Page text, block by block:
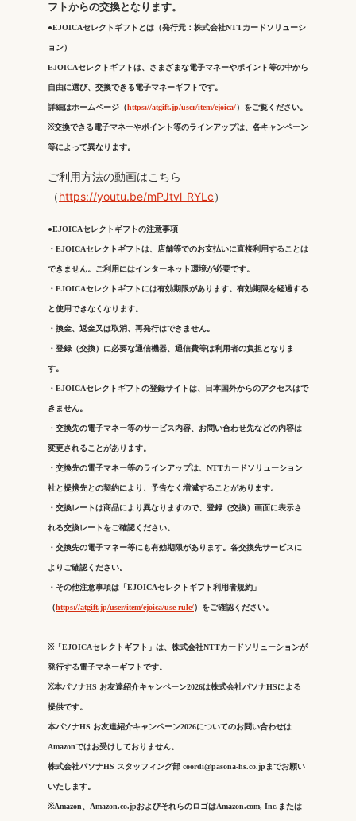
フトからの交換となります。
●EJOICAセレクトギフトとは（発行元：株式会社NTTカードソリューシ
ョン）
EJOICAセレクトギフトは、さまざまな電子マネーやポイント等の中から
自由に選び、交換できる電子マネーギフトです。
詳細はホームページ（https://atgift.jp/user/item/ejoica/）をご覧ください。
※交換できる電子マネーやポイント等のラインアップは、各キャンペーン
等によって異なります。
ご利用方法の動画はこちら
（https://youtu.be/mPJtvl_RYLc）
●EJOICAセレクトギフトの注意事項
・EJOICAセレクトギフトは、店舗等でのお支払いに直接利用することは
できません。ご利用にはインターネット環境が必要です。
・EJOICAセレクトギフトには有効期限があります。有効期限を経過する
と使用できなくなります。
・換金、返金又は取消、再発行はできません。
・登録（交換）に必要な通信機器、通信費等は利用者の負担となりま
す。
・EJOICAセレクトギフトの登録サイトは、日本国外からのアクセスはで
きません。
・交換先の電子マネー等のサービス内容、お問い合わせ先などの内容は
変更されることがあります。
・交換先の電子マネー等のラインアップは、NTTカードソリューション
社と提携先との契約により、予告なく増減することがあります。
・交換レートは商品により異なりますので、登録（交換）画面に表示さ
れる交換レートをご確認ください。
・交換先の電子マネー等にも有効期限があります。各交換先サービスに
よりご確認ください。
・その他注意事項は「EJOICAセレクトギフト利用者規約」
（https://atgift.jp/user/item/ejoica/use-rule/）をご確認ください。
※「EJOICAセレクトギフト」は、株式会社NTTカードソリューションが
発行する電子マネーギフトです。
※本パソナHS お友達紹介キャンペーン2026は株式会社パソナHSによる
提供です。
本パソナHS お友達紹介キャンペーン2026についてのお問い合わせは
Amazonではお受けしておりません。
株式会社パソナHS スタッフィング部 coordi@pasona-hs.co.jpまでお願い
いたします。
※Amazon、Amazon.co.jpおよびそれらのロゴはAmazon.com, Inc.または